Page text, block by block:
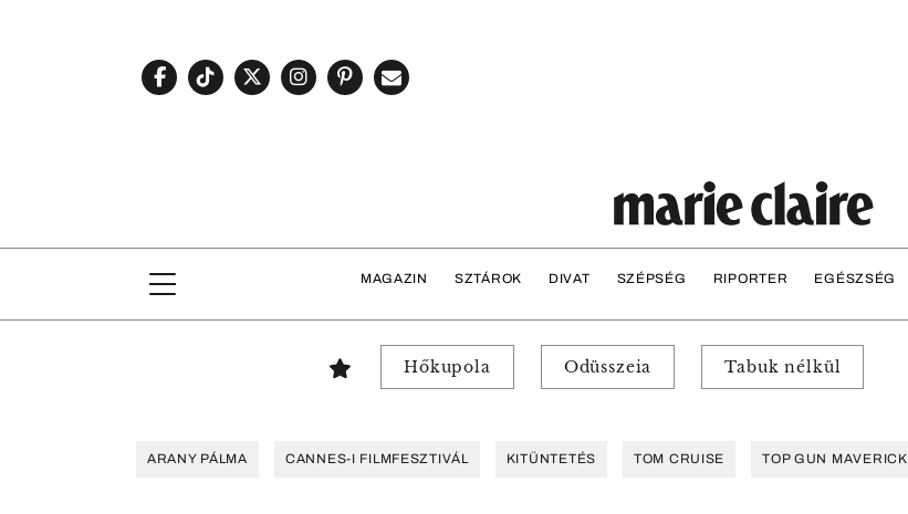
MAGAZIN SZTÁROK DIVAT SZÉPSÉG RIPORTER EGÉSZSÉG
Hőkupola Odüsszeia Tabuk nélkül
ARANY PÁLMA CANNES-I FILMFESZTIVÁL KITÜNTETÉS TOM CRUISE TOP GUN MAVERICK